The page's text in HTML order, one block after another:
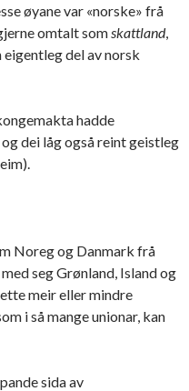
øyane var «norske» frå
omtalt somskattland,
eigentleg del av norsk
hadde
dei låg også reint geistleg
Noreg og Danmark frå
seg Grønland, Island og
meir eller mindre
i så mange unionar, kan
sida av